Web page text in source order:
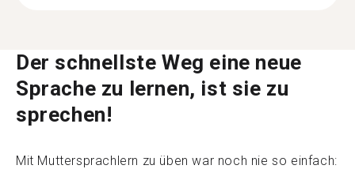
Der schnellste Weg eine neue
Sprache zu lernen, ist sie zu
sprechen!
Mit Muttersprachlern zu üben war noch nie so einfach: